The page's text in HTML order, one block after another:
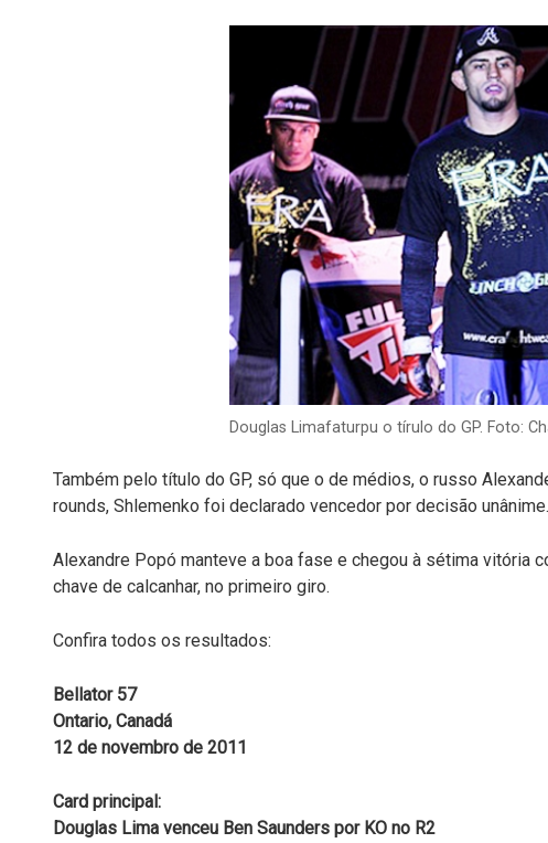
Douglas Limafaturpu o tírulo do GP. Foto:
Também pelo título do GP, só que o de médios, o russo
rounds, Shlemenko foi declarado vencedor por decisão unânime.
Alexandre Popó manteve a boa fase e chegou à sétima vitória
chave de calcanhar, no primeiro giro.
Confira todos os resultados:
Bellator 57
Ontario, Canadá
12 de novembro de 2011
Card principal:
Douglas Lima venceu Ben Saunders por KO no R2